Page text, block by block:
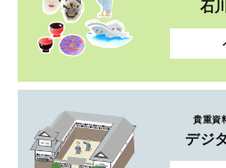
石
貴重資
デジ